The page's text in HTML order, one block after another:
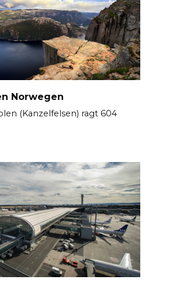
Norwegen
(Kanzelfelsen) ragt 604